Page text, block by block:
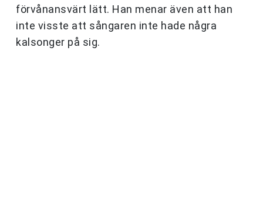
förvånansvärt lätt. Han menar även att han
inte visste att sångaren inte hade några
kalsonger på sig.